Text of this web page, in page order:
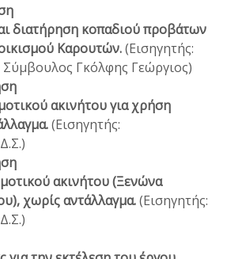
διατήρηση κοπαδιού προβάτων
Καρουτών.(Εισηγητής:
Σύμβουλος Γκόλφης Γεώργιος)
ακινήτου για χρήση
(Εισηγητής:
ακινήτου (Ξενώνα
χωρίς αντάλλαγμα.(Εισηγητής: